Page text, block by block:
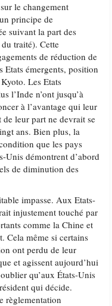
le changement
principe de
suivant la part des
traité). Cette
de réduction de
Etats émergents, position
Les Etats
l’Inde n’ont jusqu’à
à l’avantage qui leur
leur part ne devrait se
ans. Bien plus, la
que les pays
Unis démontrent d’abord
de diminution des
impasse. Aux Etats-
injustement touché par
comme la Chine et
Cela même si certains
ont perdu de leur
et agissent aujourd’hui
qu’aux États-Unis
qui décide.
règlementation